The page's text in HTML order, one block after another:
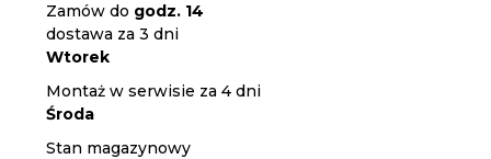
Zamów do godz. 14
dostawa za 3 dni
Wtorek
Montaż w serwisie za 4 dni
Środa
Stan magazynowy